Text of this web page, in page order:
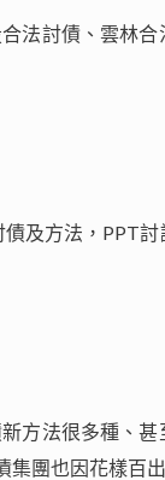
法討債、雲林
及方法，PPT
方法很多種、
團也因花樣百